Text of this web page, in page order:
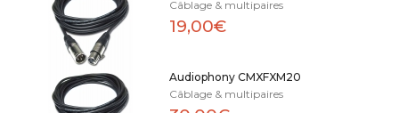
Câblage & multipaires
19,00€
Audiophony CMXFXM20
Câblage & multipaires